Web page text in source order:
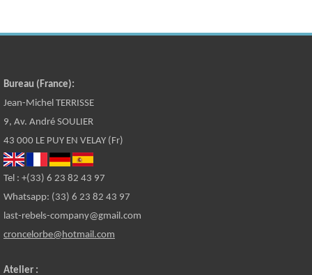
Bureau (France):
Jean-Michel TERRISSE
9, Av. André SOULIER
43 000 LE PUY EN VELAY (Fr)
Tel : +(33) 6 23 82 43 97
Whatsapp: (33) 6 23 82 43 97
last-rebels-company@gmail.com
croncelorbe@hotmail.com
Atelier :